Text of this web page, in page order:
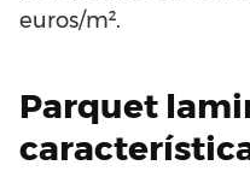
euros/m².
Parquet